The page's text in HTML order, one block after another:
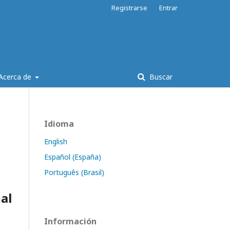
de Buscar
Registrarse Entrar
Idioma
English
Español (España)
Português (Brasil)
Información